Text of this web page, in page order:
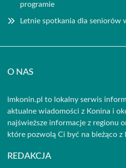
programie
Letnie spotkania dla seniorów
O NAS
lmkonin.pl to lokalny serwis
aktualne wiadomości z Konina i
najświeższe informacje z regionu
które pozwolą Ci być na bieżąco
REDAKCJA